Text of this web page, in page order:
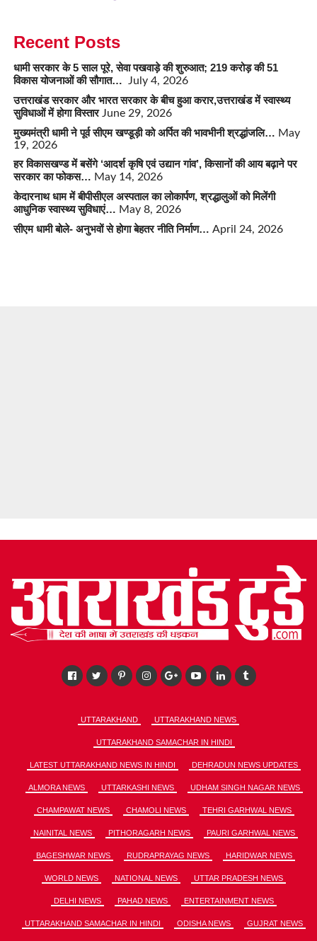
Recent Posts
धामी सरकार के 5 साल पूरे, सेवा पखवाड़े की शुरुआत; 219 करोड़ की 51
विकास योजनाओं की सौगात…
July 4, 2026
उत्तराखंड सरकार और भारत सरकार के बीच हुआ करार,उत्तराखंड में स्वास्थ्य
सुविधाओं में होगा विस्तार June 29, 2026
मुख्यमंत्री धामी ने पूर्व सीएम खण्डूड़ी को अर्पित की भावभीनी श्रद्धांजलि… May
19, 2026
हर विकासखण्ड में बसेंगे ‘आदर्श कृषि एवं उद्यान गांव’, किसानों की आय बढ़ाने पर
सरकार का फोकस… May 14, 2026
केदारनाथ धाम में बीपीसीएल अस्पताल का लोकार्पण, श्रद्धालुओं को मिलेंगी
आधुनिक स्वास्थ्य सुविधाएं… May 8, 2026
सीएम धामी बोले- अनुभवों से होगा बेहतर नीति निर्माण… April 24, 2026
UTTARAKHAND UTTARAKHAND NEWS
UTTARAKHAND SAMACHAR IN HINDI
LATEST UTTARAKHAND NEWS IN HINDI DEHRADUN NEWS UPDATES
ALMORA NEWS UTTARKASHI NEWS UDHAM SINGH NAGAR NEWS
CHAMPAWAT NEWS CHAMOLI NEWS TEHRI GARHWAL NEWS
NAINITAL NEWS PITHORAGARH NEWS PAURI GARHWAL NEWS
BAGESHWAR NEWS RUDRAPRAYAG NEWS HARIDWAR NEWS
WORLD NEWS NATIONAL NEWS UTTAR PRADESH NEWS
DELHI NEWS PAHAD NEWS ENTERTAINMENT NEWS
UTTARAKHAND SAMACHAR IN HINDI ODISHA NEWS GUJRAT NEWS